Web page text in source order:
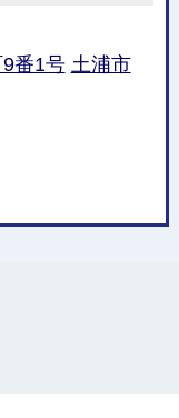
番1号 土浦市